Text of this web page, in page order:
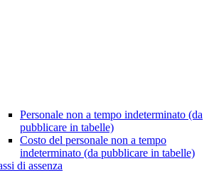
Personale non a tempo indeterminato (da
pubblicare in tabelle)
Costo del personale non a tempo
indeterminato (da pubblicare in tabelle)
di assenza